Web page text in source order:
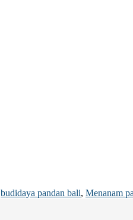
budidaya pandan bali, Menanam